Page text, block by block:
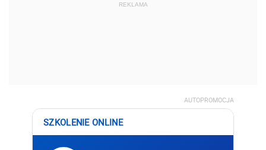
REKLAMA
AUTOPROMOCJA
SZKOLENIE ONLINE